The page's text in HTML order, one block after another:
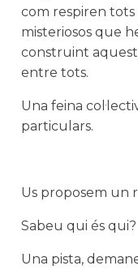
com respiren
misteriosos que
construint
entre tots.
Una feina
particulars.
Us proposem un
Sabeu qui és qui?
Una pista,